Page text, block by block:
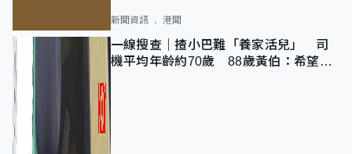
新聞資訊 港聞
一線搜查｜揸小巴難「養家活兒」 司
機平均年齡約70歲 88歲黃伯：希望一